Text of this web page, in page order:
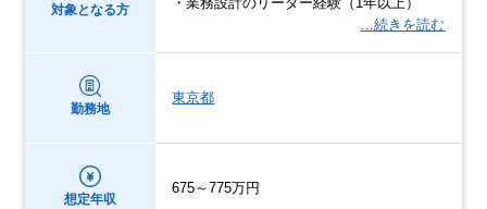
対象となる方
…続きを読む
勤務地
東京都
想定年収
675～775万円